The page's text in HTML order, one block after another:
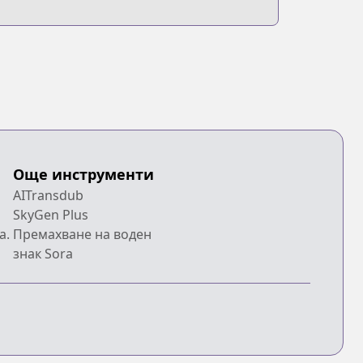
Още инструменти
AITransdub
SkyGen Plus
Премахване на воден
знак Sora